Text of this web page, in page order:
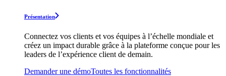
Présentation
Connectez vos clients et vos équipes à l’échelle mondiale et
créez un impact durable grâce à la plateforme conçue pour les
leaders de l’expérience client de demain.
Demander une démoToutes les fonctionnalités